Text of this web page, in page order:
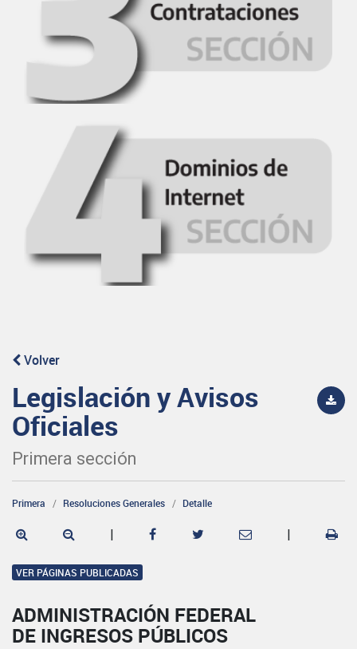
Volver
Legislación y Avisos
Oficiales
Primera sección
Primera Resoluciones Generales Detalle
| |
VER PÁGINAS PUBLICADAS
ADMINISTRACIÓN FEDERAL
DE INGRESOS PÚBLICOS